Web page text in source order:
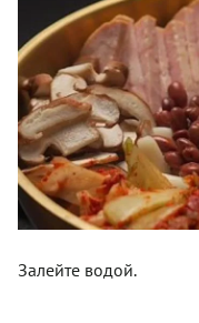
Залейте водой.